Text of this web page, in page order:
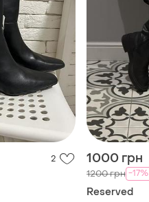
2 1000 грн
1200 грн -17%
Reserved